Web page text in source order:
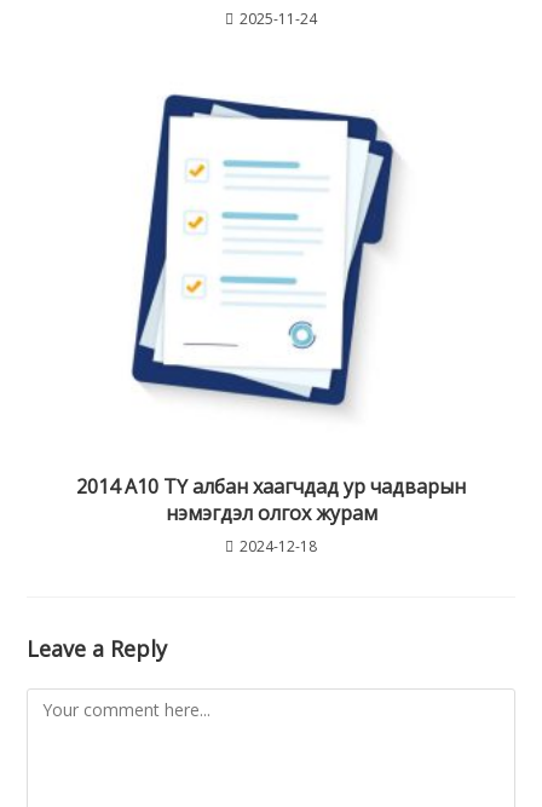
2025-11-24
2014 А10 ТҮ албан хаагчдад ур чадварын
нэмэгдэл олгох журам
2024-12-18
Leave a Reply